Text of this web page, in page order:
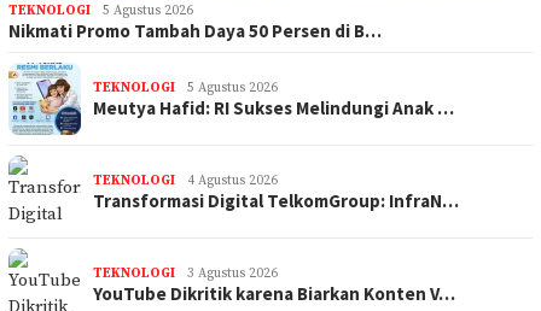
TEKNOLOGI 5 Agustus 2026
Nikmati Promo Tambah Daya 50 Persen di B…
TEKNOLOGI 5 Agustus 2026
Meutya Hafid: RI Sukses Melindungi Anak …
TEKNOLOGI 4 Agustus 2026
Transformasi Digital TelkomGroup: InfraN…
TEKNOLOGI 3 Agustus 2026
YouTube Dikritik karena Biarkan Konten V…